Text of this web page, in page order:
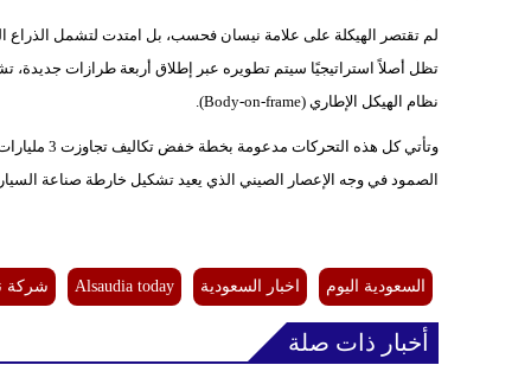
نظام الهيكل الإطاري (Body-on-frame).
الصمود في وجه الإعصار الصيني الذي يعيد تشكيل خارطة صناعة
السعودية اليوم اخبار السعودية Alsaudia today شركة
أخبار ذات صلة